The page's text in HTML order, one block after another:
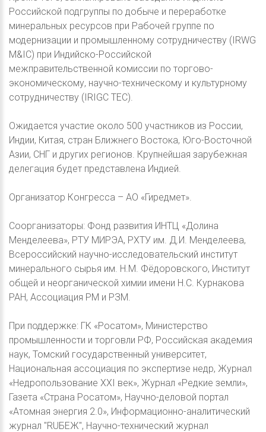
Российской подгруппы по добыче и переработке
минеральных ресурсов при Рабочей группе по
модернизации и промышленному сотрудничеству (IRWG
M&IC) при Индийско-Российской
межправительственной комиссии по торгово-
экономическому, научно-техническому и культурному
сотрудничеству (IRIGC TEC).
Ожидается участие около 500 участников из России,
Индии, Китая, стран Ближнего Востока, Юго-Восточной
Азии, СНГ и других регионов. Крупнейшая зарубежная
делегация будет представлена Индией.
Организатор Конгресса – АО «Гиредмет».
Соорганизаторы: Фонд развития ИНТЦ «Долина
Менделеева», РТУ МИРЭА, РХТУ им. Д.И. Менделеева,
Всероссийский научно-исследовательский институт
минерального сырья им. Н.М. Фёдоровского, Институт
общей и неорганической химии имени Н.С. Курнакова
РАН, Ассоциация РМ и РЗМ.
При поддержке: ГК «Росатом», Министерство
промышленности и торговли РФ, Российская академия
наук, Томский государственный университет,
Национальная ассоциация по экспертизе недр, Журнал
«Недропользование XXI век», Журнал «Редкие земли»,
Газета «Страна Росатом», Научно-деловой портал
«Атомная энергия 2.0», Информационно-аналитический
журнал "RUБЕЖ", Научно-технический журнал